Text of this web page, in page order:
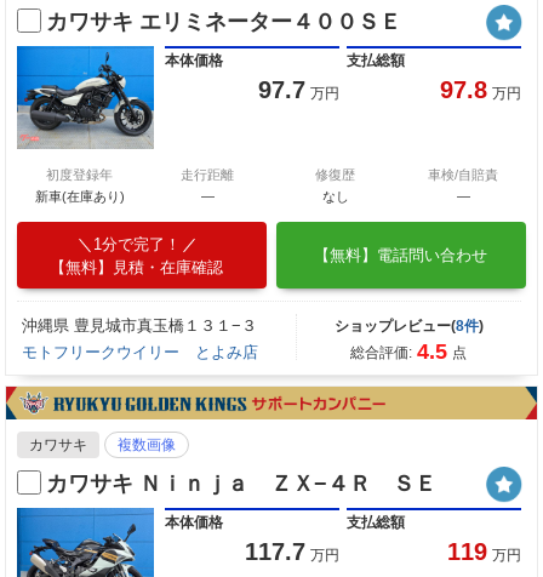
カワサキ エリミネーター４００ＳＥ
本体価格
97.7 万円
支払総額
97.8 万円
初度登録年
新車(在庫あり)
走行距離
―
修復歴
なし
車検/自賠責
―
1分で完了！
【無料】見積・在庫確認
【無料】電話問い合わせ
沖縄県 豊見城市真玉橋１３１−３
モトフリークウイリー とよみ店
ショップレビュー(8件)
総合評価: 4.5 点
カワサキ 複数画像
カワサキ Ｎｉｎｊａ ＺＸ−４Ｒ ＳＥ
本体価格
117.7 万円
支払総額
119 万円